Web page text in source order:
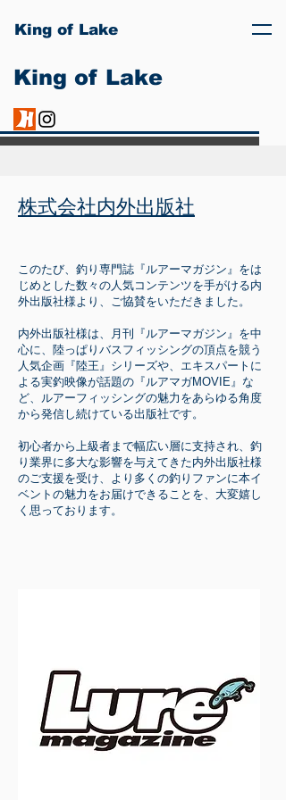
King of Lake
King of Lake
株式会社内外出版社
このたび、釣り専門誌『ルアーマガジン』をは
じめとした数々の人気コンテンツを手がける内
外出版社様より、ご協賛をいただきました。
内外出版社様は、月刊『ルアーマガジン』を中
心に、陸っぱりバスフィッシングの頂点を競う
人気企画『陸王』シリーズや、エキスパートに
よる実釣映像が話題の『ルアマガMOVIE』な
ど、ルアーフィッシングの魅力をあらゆる角度
から発信し続けている出版社です。
初心者から上級者まで幅広い層に支持され、釣
り業界に多大な影響を与えてきた内外出版社様
のご支援を受け、より多くの釣りファンに本イ
ベントの魅力をお届けできることを、大変嬉し
く思っております。